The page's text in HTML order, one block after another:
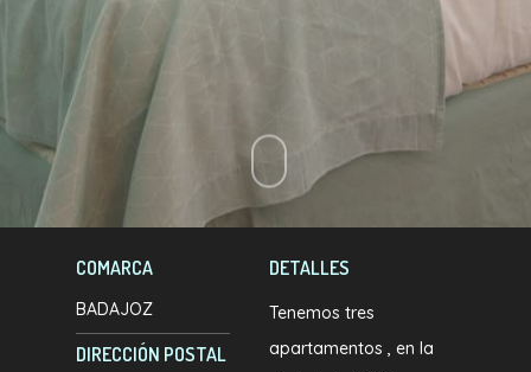
COMARCA
BADAJOZ
DIRECCIÓN POSTAL
DETALLES
Tenemos tres
apartamentos , en la